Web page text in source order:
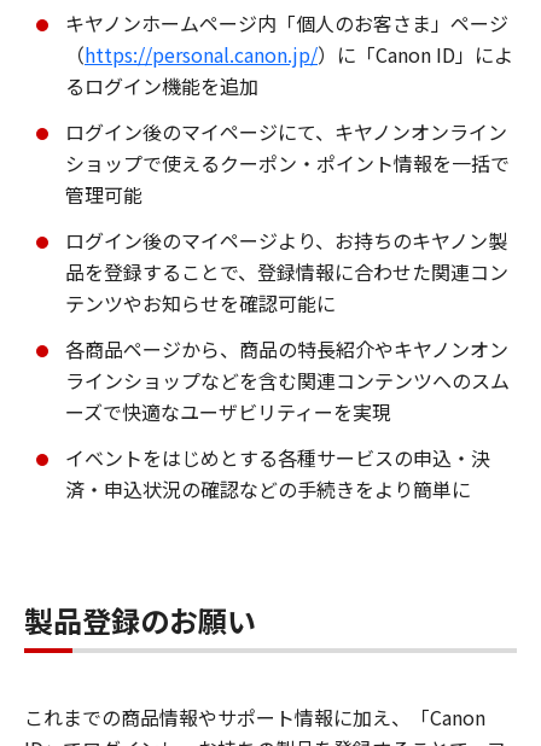
キヤノンホームページ内「個人のお客さま」ページ
（https://personal.canon.jp/）に「Canon ID」によ
るログイン機能を追加
ログイン後のマイページにて、キヤノンオンライン
ショップで使えるクーポン・ポイント情報を一括で
管理可能
ログイン後のマイページより、お持ちのキヤノン製
品を登録することで、登録情報に合わせた関連コン
テンツやお知らせを確認可能に
各商品ページから、商品の特長紹介やキヤノンオン
ラインショップなどを含む関連コンテンツへのスム
ーズで快適なユーザビリティーを実現
イベントをはじめとする各種サービスの申込・決
済・申込状況の確認などの手続きをより簡単に
製品登録のお願い
これまでの商品情報やサポート情報に加え、「Canon